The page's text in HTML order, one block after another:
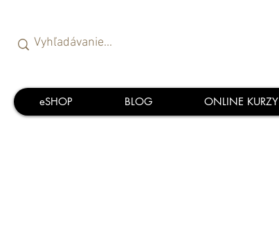
eSHOP BLOG ONLINE KURZY